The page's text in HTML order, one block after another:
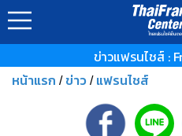
ข่าวแฟรนไชส์ :
หน้าแรก / ข่าว / แฟรนไชส์